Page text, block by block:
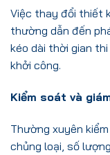
Việc thay đổi thiết
thường dẫn đến
kéo dài thời gian
khởi công.
Kiểm soát và
Thường xuyên
chủng loại, số